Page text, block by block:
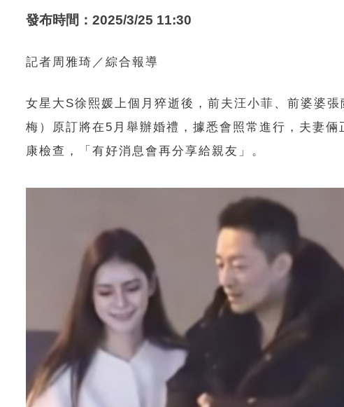
發布時間：2025/3/25 11:30
記者周雅琦／綜合報導
女星大S徐熙媛上個月猝逝後，前夫汪小菲、前婆婆
梅）原訂將在5月舉辦婚禮，據悉會照常進行，夫妻
康檢查，「有好消息會再分享給親友」。